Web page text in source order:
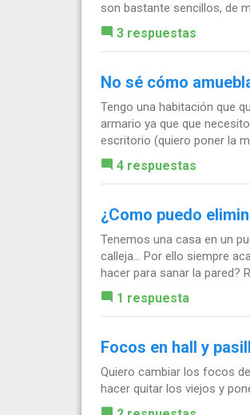
son bastante sencillos, de
3 respuestas
No sé cómo
Tengo una habitación que
armario ya que que
escritorio (quiero poner la
4 respuestas
¿Como puedo
Tenemos una casa en un
calleja... Por ello siempre
hacer para sanar la pared?
1 respuesta
Focos en hall y
Quiero cambiar los focos
hacer quitar los viejos y